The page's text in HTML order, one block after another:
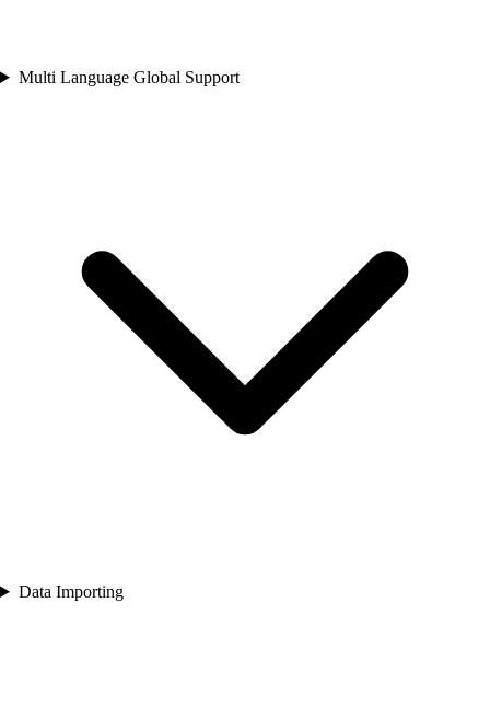
Multi Language Global Support
Data Importing